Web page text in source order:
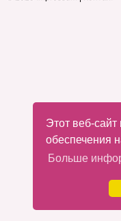
Этот веб-
обеспечения
Больше